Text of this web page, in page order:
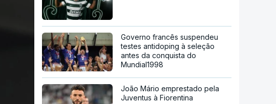
Governo francês suspendeu
testes antidoping à seleção
antes da conquista do
Mundial1998
João Mário emprestado pela
Juventus à Fiorentina